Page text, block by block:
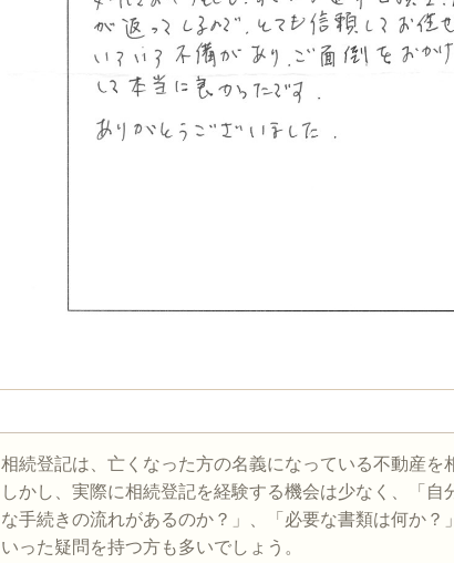
相続登記は、亡くなった方の名義になっている不動産
しかし、実際に相続登記を経験する機会は少なく、「
な手続きの流れがあるのか？」、「必要な書類は何か
いった疑問を持つ方も多いでしょう。